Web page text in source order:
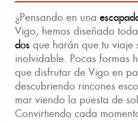
¿Pensando en una
Vigo, hemos diseñado
dos que harán que tu viaje
inolvidable. Pocas formas
que disfrutar de Vigo en
descubriendo rincones
mar viendo la puesta de
Convirtiendo cada